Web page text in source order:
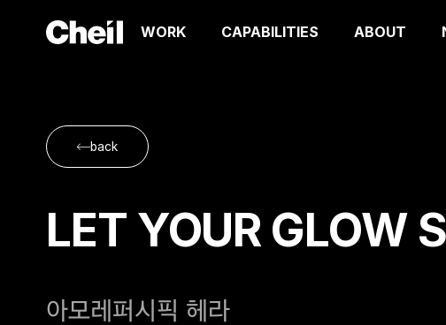
WORK CAPABILITIES ABOUT
back
LET YOUR GLOW
아모레퍼시픽 헤라